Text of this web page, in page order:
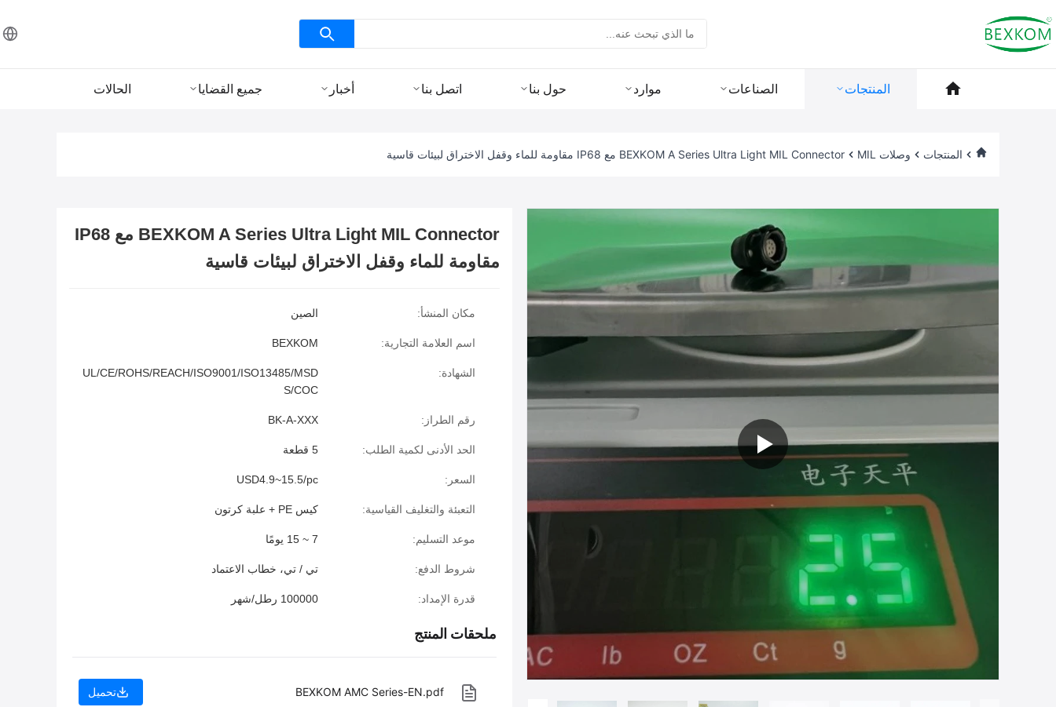
المنتجات الصناعات موارد حول بنا اتصل بنا أخبار جميع القضايا الحالات
المنتجات وصلات MIL BEXKOM A Series Ultra Light MIL Connector مع IP68 مقاومة للماء وقفل الاختراق لبيئات قاسية
BEXKOM A Series Ultra Light MIL Connector مع IP68
مقاومة للماء وقفل الاختراق لبيئات قاسية
مكان المنشأ: الصين
اسم العلامة التجارية: BEXKOM
الشهادة:
UL/CE/ROHS/REACH/ISO9001/ISO13485/MSD
S/COC
رقم الطراز: BK-A-XXX
الحد الأدنى لكمية الطلب: 5 قطعة
السعر: USD4.9~15.5/pc
التعبئة والتغليف القياسية: كيس PE + علبة كرتون
موعد التسليم: 7 ~ 15 يومًا
شروط الدفع: تي / تي، خطاب الاعتماد
قدرة الإمداد: 100000 رطل/شهر
ملحقات المنتج
BEXKOM AMC Series-EN.pdf تحميل